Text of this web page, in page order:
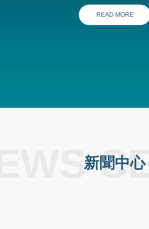
READ MORE
新聞中心